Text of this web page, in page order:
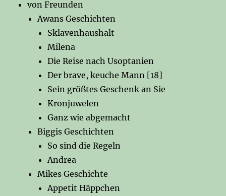
von Freunden
Awans Geschichten
Sklavenhaushalt
Milena
Die Reise nach Usoptanien
Der brave, keuche Mann [18]
Sein größtes Geschenk an Sie
Kronjuwelen
Ganz wie abgemacht
Biggis Geschichten
So sind die Regeln
Andrea
Mikes Geschichte
Appetit Häppchen